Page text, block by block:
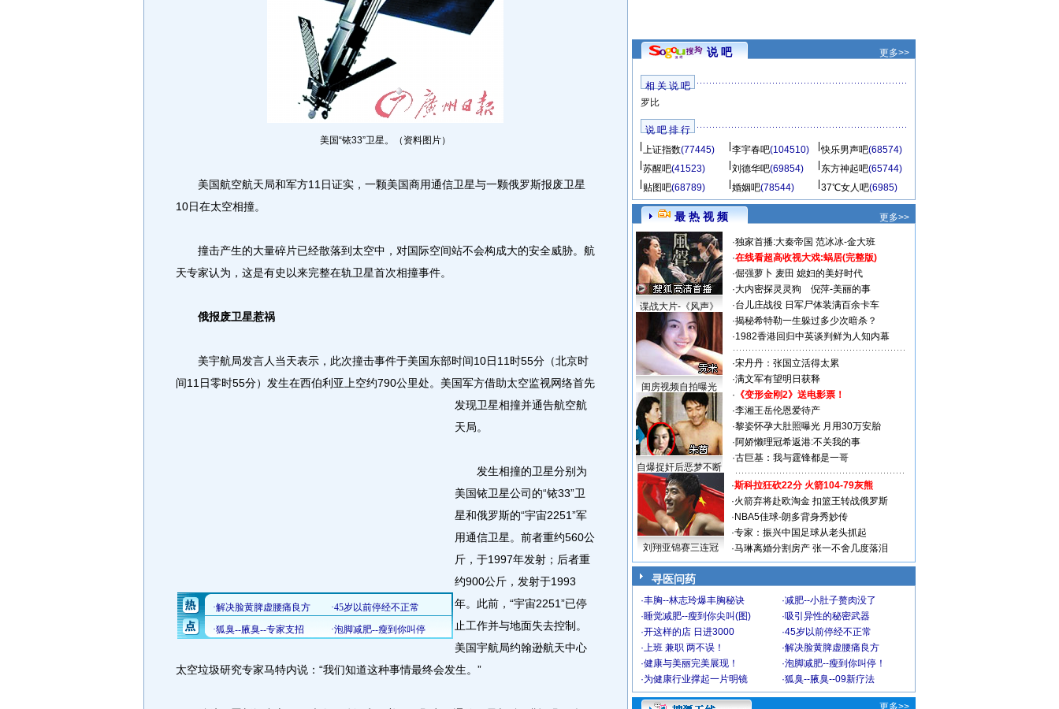
美国“铱33”卫星。（资料图片）
美国航空航天局和军方11日证实，一颗美国商用通信卫星与一颗俄罗斯报废卫星
10日在太空相撞。
撞击产生的大量碎片已经散落到太空中，对国际空间站不会构成大的安全威胁。航
天专家认为，这是有史以来完整在轨卫星首次相撞事件。
俄报废卫星惹祸
美宇航局发言人当天表示，此次撞击事件于美国东部时间10日11时55分（北京时
间11日零时55分）发生在西伯利亚上空约790公里处。 美国军方借助太空监视网络首先
发现卫星相撞并通告航空航
天局。
发生相撞的卫星分别为
美国铱卫星公司的“铱33”卫
星和俄罗斯的“宇宙2251”军
用通信卫星。前者重约560公
斤，于1997年发射；后者重
约900公斤，发射于1993
年。此前，“宇宙2251”已停
止工作并与地面失去控制。
美国宇航局约翰逊航天中心
太空垃圾研究专家马特内说：“我们知道这种事情最终会发生。”
说 吧 更多>>
相 关 说 吧
罗比
说 吧 排 行
上证指数(77445) 李宇春吧(104510) 快乐男声吧(68574)
苏醒吧(41523) 刘德华吧(69854) 东方神起吧(65744)
贴图吧(68789) 婚姻吧(78544) 37℃女人吧(6985)
最 热 视 频 更多>>
谍战大片-《风声》
闺房视频自拍曝光
自爆捉奸后恶梦不断
·独家首播:大秦帝国 范冰冰-金大班
·在线看超高收视大戏:蜗居(完整版)
·倔强萝卜 麦田 媳妇的美好时代
·大内密探灵灵狗
倪萍-美丽的事
·台儿庄战役 日军尸体装满百余卡车
·揭秘希特勒一生躲过多少次暗杀？
·1982香港回归中英谈判鲜为人知内幕
·宋丹丹：张国立活得太累
·满文军有望明日获释
· 《变形金刚2》送电影票！
·李湘王岳伦恩爱待产
·黎姿怀孕大肚照曝光 月用30万安胎
·阿娇懒理冠希返港:不关我的事
·古巨基：我与霆锋都是一哥
刘翔亚锦赛三连冠
·斯科拉狂砍22分 火箭104-79灰熊
·火箭弃将赴欧淘金 扣篮王转战俄罗斯
· NBA5佳球-朗多背身秀妙传
·专家：振兴中国足球从老头抓起
·马琳离婚分割房产 张一不舍几度落泪
寻医问药
·丰胸--林志玲爆丰胸秘诀 ·减肥--小肚子赘肉没了
·睡觉减肥--瘦到你尖叫(图) ·吸引异性的秘密武器
·开这样的店 日进3000 ·45岁以前停经不正常
·上班 兼职 两不误！ ·解决脸黄脾虚腰痛良方
·健康与美丽完美展现！ ·泡脚减肥--瘦到你叫停！
·为健康行业撑起一片明镜 ·狐臭--腋臭--09新疗法
更多>>